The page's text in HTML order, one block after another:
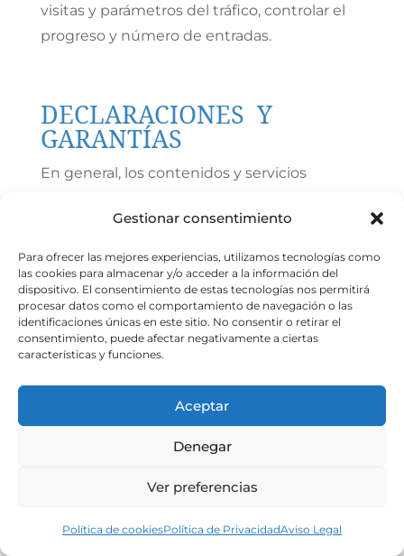
Gestionar consentimiento
Para ofrecer las mejores experiencias, utilizamos tecnologías como
las cookies para almacenar y/o acceder a la información del
dispositivo. El consentimiento de estas tecnologías nos permitirá
procesar datos como el comportamiento de navegación o las
identificaciones únicas en este sitio. No consentir o retirar el
consentimiento, puede afectar negativamente a ciertas
características y funciones.
Aceptar
Denegar
Ver preferencias
Política de cookiesPolítica de PrivacidadAviso Legal
visitas y parámetros del tráfico, controlar el
progreso y número de entradas.
DECLARACIONES Y
GARANTÍAS
En general, los contenidos y servicios
meramente informativo. Por consiguiente, al
ofrecerlos, no se otorga garantía ni
declaración alguna en relación con los
contenidos y servicios ofrecidos en el
Espacio web, incluyendo, a título
enunciativo, garantías de licitud, fiabilidad,
comerciabilidad, salvo en la medida en que
por ley no puedan excluirse tales
declaraciones y garantías.
FUERZA MAYOR